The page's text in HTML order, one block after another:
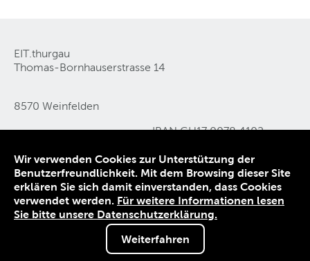
EIT.thurgau
Thomas-Bornhauserstrasse 14
8570 Weinfelden
IBAN CH17 0078 4102
E-Mailinfo@eit-thurgau
Kontakt
Datenschutz
Impressum
© 2026 EIT.thurgau
Wir verwenden Cookies zur Unterstützung der
Benutzerfreundlichkeit. Mit dem Browsing dieser Site
erklären Sie sich damit einverstanden, dass Cookies
verwendet werden. Für weitere Informationen lesen
Sie bitte unsere Datenschutzerklärung.
Weiterfahren